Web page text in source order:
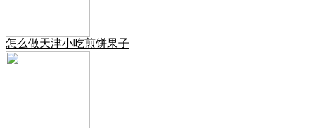
怎么做天津小吃煎饼果子